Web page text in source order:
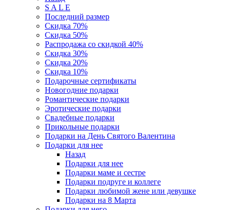
S A L E
Последний размер
Скидка 70%
Скидка 50%
Распродажа со скидкой 40%
Скидка 30%
Скидка 20%
Скидка 10%
Подарочные сертификаты
Новогодние подарки
Романтические подарки
Эротические подарки
Свадебные подарки
Прикольные подарки
Подарки на День Святого Валентина
Подарки для нее
Назад
Подарки для нее
Подарки маме и сестре
Подарки подруге и коллеге
Подарки любимой жене или девушке
Подарки на 8 Марта